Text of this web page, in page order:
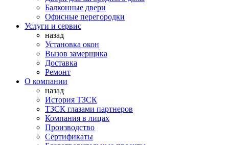
Балконные двери
Офисные перегородки
Услуги и сервис
назад
Установка окон
Вызов замерщика
Доставка
Ремонт
О компании
назад
История ТЗСК
ТЗСК глазами партнеров
Компания в лицах
Производство
Сертификаты